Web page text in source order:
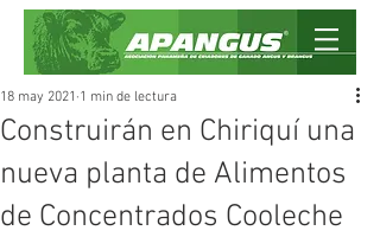
Construirán en Chiriquí una
nueva planta de Alimentos
de Concentrados Cooleche
18 may 2021 1 min de lectura